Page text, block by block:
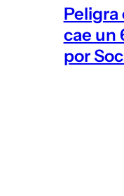
Peligra
cae un
por